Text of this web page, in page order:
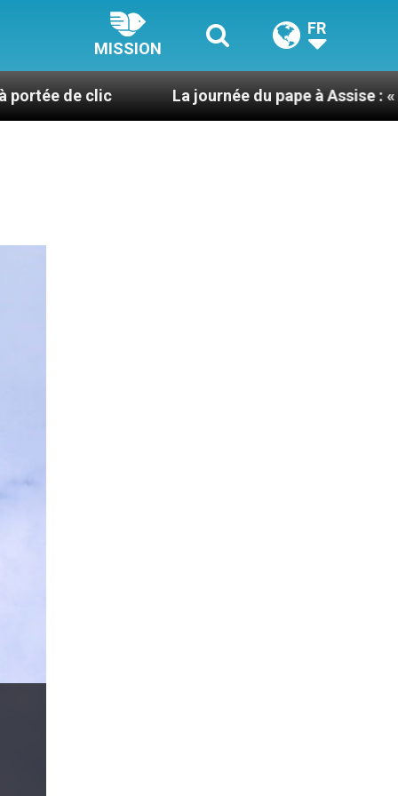
MISSION
FR
La journée du pape à Assise : « Allons-y !